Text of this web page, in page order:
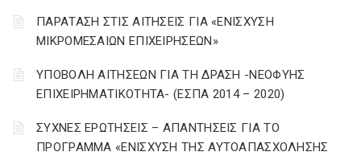
ΠΑΡΑΤΑΣΗ ΣΤΙΣ ΑΙΤΗΣΕΙΣ ΓΙΑ «ΕΝΙΣΧΥΣΗ
ΜΙΚΡΟΜΕΣΑΙΩΝ ΕΠΙΧΕΙΡΗΣΕΩΝ»
ΥΠΟΒΟΛΗ ΑΙΤΗΣΕΩΝ ΓΙΑ ΤΗ ΔΡΑΣΗ -ΝΕΟΦΥΗΣ
ΕΠΙΧΕΙΡΗΜΑΤΙΚΟΤΗΤΑ- (ΕΣΠΑ 2014 – 2020)
ΣΥΧΝΕΣ ΕΡΩΤΗΣΕΙΣ – ΑΠΑΝΤΗΣΕΙΣ ΓΙΑ ΤΟ
ΠΡΟΓΡΑΜΜΑ «ΕΝΙΣΧΥΣΗ ΤΗΣ ΑΥΤΟΑΠΑΣΧΟΛΗΣΗΣ